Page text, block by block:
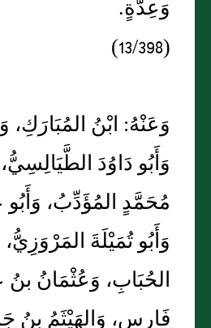
وَعِدَّةٍ.
(13/398)
وَعَنْهُ: ابْنُ
وَأَبُو دَاوُدَ
مُحَمَّدٍ المُؤَدِّبُ، وَأَبُو
وَأَبُو تُمَيْلَةَ
الحُبَابِ، وَعُثْمَانُ
فَارِسٍ، وَالهَيْثَمُ بنُ